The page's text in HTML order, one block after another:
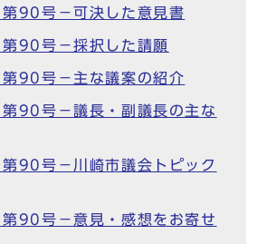
90号－可決した意見書
90号－採択した請願
90号－主な議案の紹介
90号－議長・副議長の主な
90号－川崎市議会トピック
90号－意見・感想をお寄せ